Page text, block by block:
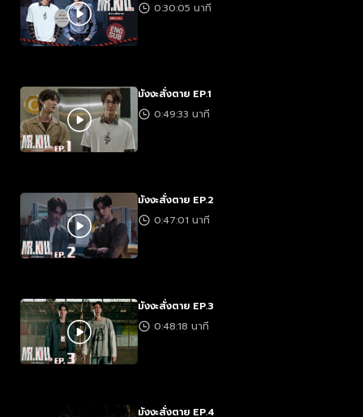
0:30:05 นาที
มังงะสั่งตาย EP.1
0:49:33 นาที
มังงะสั่งตาย EP.2
0:47:01 นาที
มังงะสั่งตาย EP.3
0:48:18 นาที
มังงะสั่งตาย EP.4